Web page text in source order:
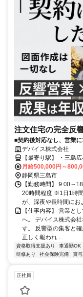
注文住宅の完全反
■契約後対応なし、営業
念 ■水木連休の完全週休2
デバイス株式会社
【最寄り駅】 ・三島
月給500,000円～
静岡県三島市
【勤務時間】 9:00～
20時間程度 ※1日1時
が、深夜や長時間にお
【仕事内容】 営業と
へ。 デバイス株式会
す。 反響型の集客と
正しく報われ...
資格取得支援あり 車通勤OK
研修あり
社会保険完備 賞与
正社員